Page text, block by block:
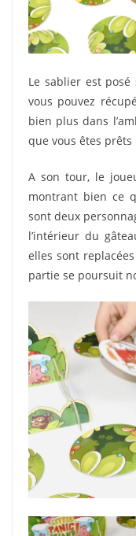
Le sablier est
vous pouvez
bien plus dans
que vous êtes
A son tour, le
montrant bien ce
sont deux
l’intérieur du
elles sont
partie se poursuit